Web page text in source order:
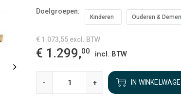
Doelgroepen:
Kinderen Ouderen &
€ 1.073,55 excl. BTW
€ 1.299,00 incl. BTW
- + IN